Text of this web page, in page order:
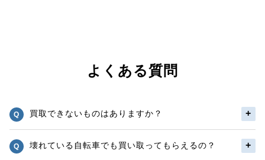
よくある質問
買取できないものはありますか？
壊れている自転車でも買い取ってもらえるの？